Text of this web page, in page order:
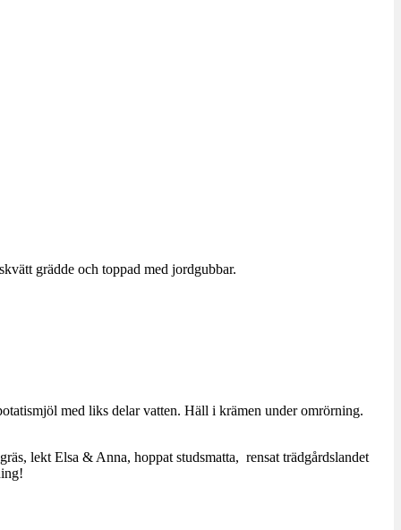
grädde och toppad med jordgubbar.
med liks delar vatten. Häll i krämen under omrörning.
lekt Elsa & Anna, hoppat studsmatta, rensat trädgårdslandet